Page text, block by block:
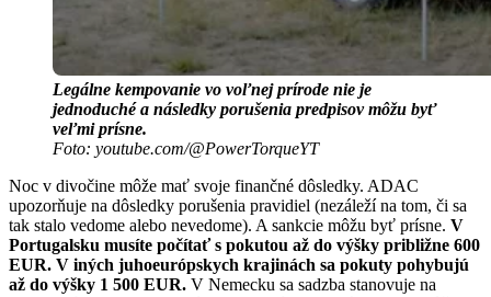
Legálne kempovanie vo voľnej prírode nie je
jednoduché a následky porušenia predpisov môžu byť
veľmi prísne.
Foto: youtube.com/@PowerTorqueYT
Noc v divočine môže mať svoje finančné dôsledky. ADAC
upozorňuje na dôsledky porušenia pravidiel (nezáleží na tom, či sa
tak stalo vedome alebo nevedome). A sankcie môžu byť prísne. V
Portugalsku musíte počítať s pokutou až do výšky približne 600
EUR. V iných juhoeurópskych krajinách sa pokuty pohybujú
až do výšky 1 500 EUR. V Nemecku sa sadzba stanovuje na